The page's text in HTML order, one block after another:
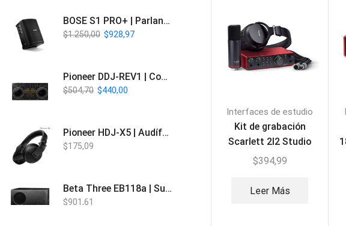
Interfaces de estudio
Kit de grabación
Scarlett 2I2 Studio
4ta Gen Focusrite
$394,99
Leer Más
BOSE S1 PRO+ | Parlante Profesional PA Inalámbrico
$1.250,00 $928,97
Pioneer DDJ-REV1 | Controlador DJ de 2 canales estilo Scratch
$504,70 $440,00
Pioneer HDJ-X5 | Audífonos para DJ
$175,09
Beta Three EB118a | Sub Bajo Activo
$901,61